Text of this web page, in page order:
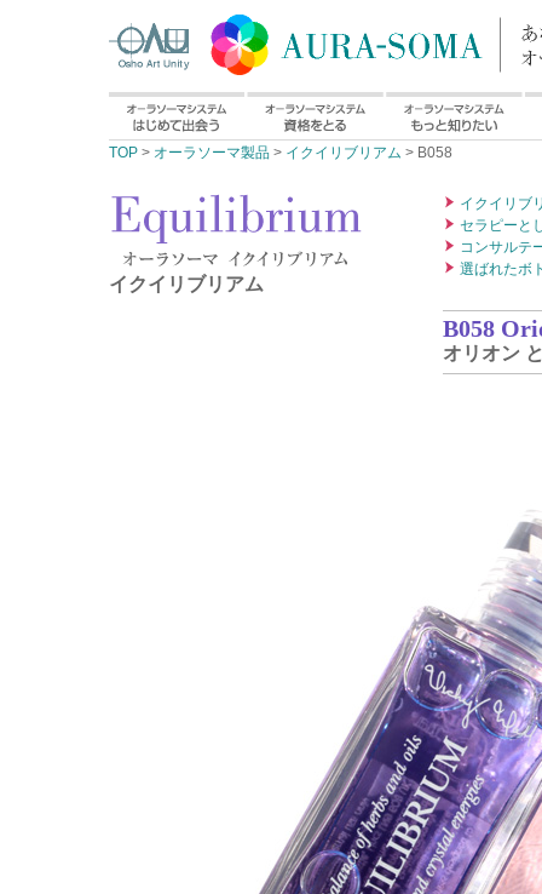
TOP > オーラソーマ製品 > イクイリブリアム > B058
イクイリブリアム
イクイリブ
セラピーと
コンサルテ
選ばれたボ
B058
オリオン